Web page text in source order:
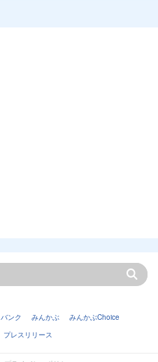
バンク みんかぶ
みんかぶChoice
プレスリリース